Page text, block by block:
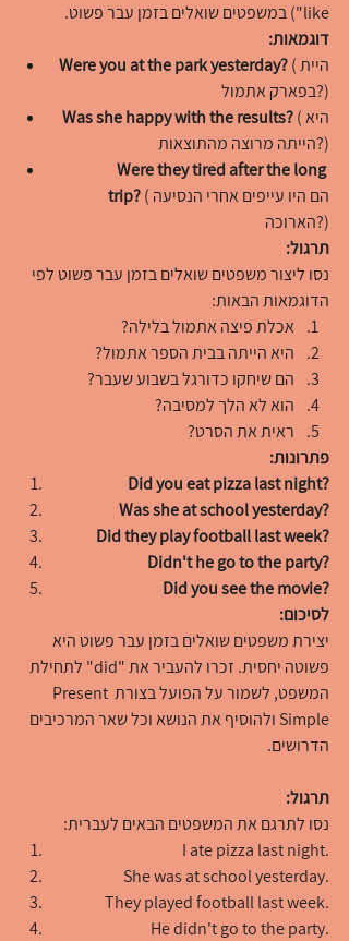
like") במשפטים שואלים בזמן עבר פשוט.
דוגמאות:
Were you at the park yesterday? (היית
בפארק אתמול?)
Was she happy with the results? (היא
הייתה מרוצה מהתוצאות?)
Were they tired after the long
trip? (הם היו עייפים אחרי הנסיעה
הארוכה?)
תרגול:
נסו ליצור משפטים שואלים בזמן עבר פשוט לפי
הדוגמאות הבאות:
אכלת פיצה אתמול בלילה?
היא הייתה בבית הספר אתמול?
הם שיחקו כדורגל בשבוע שעבר?
הוא לא הלך למסיבה?
ראית את הסרט?
פתרונות:
Did you eat pizza last night?
Was she at school yesterday?
Did they play football last week?
Didn't he go to the party?
Did you see the movie?
לסיכום:
יצירת משפטים שואלים בזמן עבר פשוט היא
פשוטה יחסית. זכרו להעביר את "did" לתחילת
המשפט, לשמור על הפועל בצורת Present
Simple ולהוסיף את הנושא וכל שאר המרכיבים
הדרושים.
תרגול:
נסו לתרגם את המשפטים הבאים לעברית:
I ate pizza last night.
She was at school yesterday.
They played football last week.
He didn't go to the party.